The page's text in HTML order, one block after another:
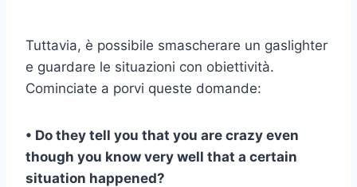
Tuttavia, è possibile smascherare un gaslighter
e guardare le situazioni con obiettività.
Cominciate a porvi queste domande:
• Do they tell you that you are crazy even
though you know very well that a certain
situation happened?